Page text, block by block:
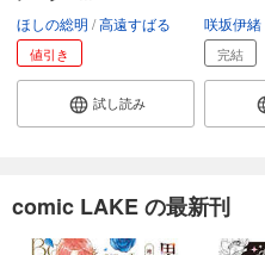
あらすじを表示する
傷だらけ聖女より
165
あらすじを表示する
傷だらけ聖女より
ほしの総明 高遠すばる
値引き
試し読み
咲坂伊緒
完結
comic LAKE の最新刊